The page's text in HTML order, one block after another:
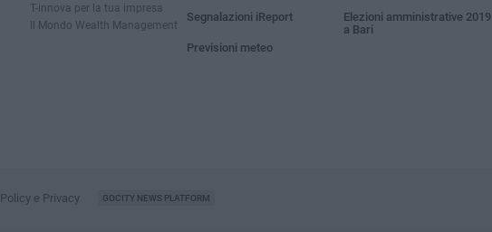
T-innova per la tua impresa
Il Mondo Wealth Management
Segnalazioni iReport
Previsioni meteo
Elezioni amministrative 2019
a Bari
Policy e Privacy GOCITY NEWS PLATFORM